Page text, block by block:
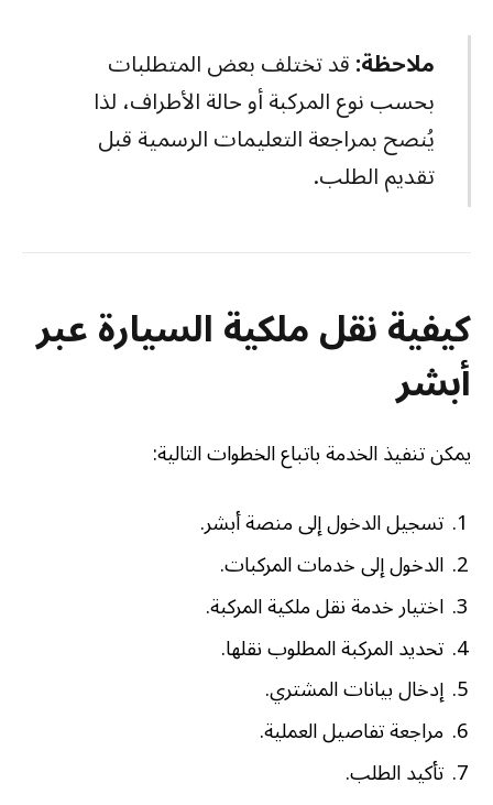
ملاحظة:قد تختلف بعض المتطلبات
بحسب نوع المركبة أو حالة الأطراف، لذا
يُنصح بمراجعة التعليمات الرسمية قبل
تقديم الطلب.
كيفية نقل ملكية السيارة عبر
أبشر
يمكن تنفيذ الخدمة باتباع الخطوات التالية:
تسجيل الدخول إلى منصة أبشر.
الدخول إلى خدمات المركبات.
اختيار خدمة نقل ملكية المركبة.
تحديد المركبة المطلوب نقلها.
إدخال بيانات المشتري.
مراجعة تفاصيل العملية.
تأكيد الطلب.